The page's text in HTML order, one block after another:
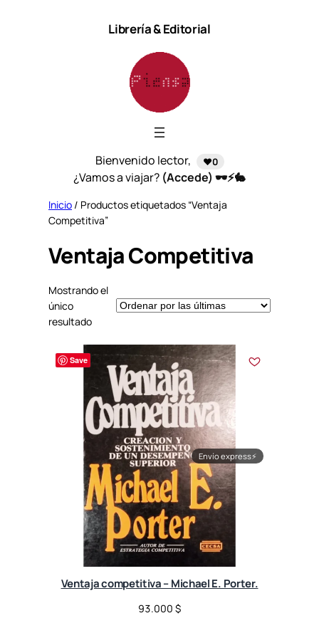
Librería & Editorial
Bienvenido lector, ❤️0
¿Vamos a viajar? (Accede) 🕶️⚡🐇
Inicio / Productos etiquetados “Ventaja
Competitiva”
Ventaja Competitiva
Mostrando el
único
resultado
Save
Envío express⚡
Ventaja competitiva – Michael E. Porter.
93.000 $